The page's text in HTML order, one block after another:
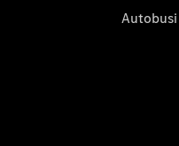
Autobusi